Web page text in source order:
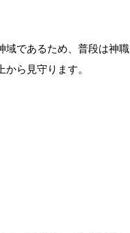
域であるため、普段は神職
ら見守ります。